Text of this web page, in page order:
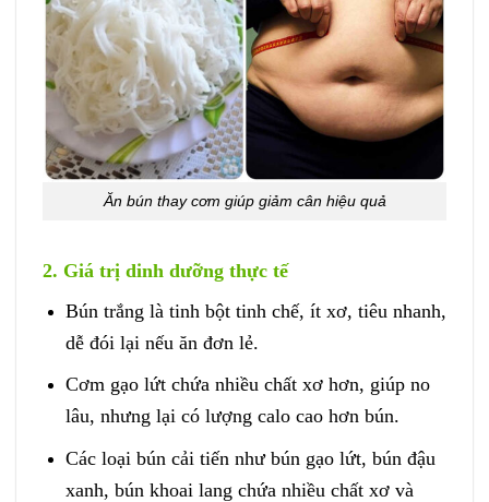
Ăn bún thay cơm giúp giảm cân hiệu quả
2. Giá trị dinh dưỡng thực tế
Bún trắng là tinh bột tinh chế, ít xơ, tiêu nhanh,
dễ đói lại nếu ăn đơn lẻ.
Cơm gạo lứt chứa nhiều chất xơ hơn, giúp no
lâu, nhưng lại có lượng calo cao hơn bún.
Các loại bún cải tiến như bún gạo lứt, bún đậu
xanh, bún khoai lang chứa nhiều chất xơ và